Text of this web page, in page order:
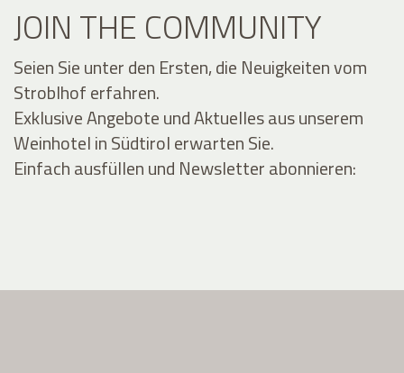
JOIN THE COMMUNITY
Seien Sie unter den Ersten, die Neuigkeiten vom
Stroblhof erfahren.
Exklusive Angebote und Aktuelles aus unserem
Weinhotel in Südtirol erwarten Sie.
Einfach ausfüllen und Newsletter abonnieren: